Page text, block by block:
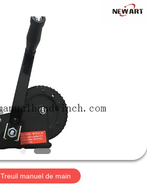
Treuil manuel de main